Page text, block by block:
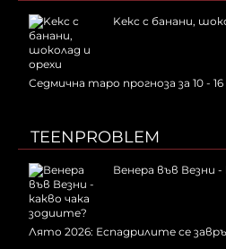
Kекс с банани,
Седмична таро прогноза за 10 -
TEENPROBLEM
Венера във Везни
Лято 2026: Еспадрилите се